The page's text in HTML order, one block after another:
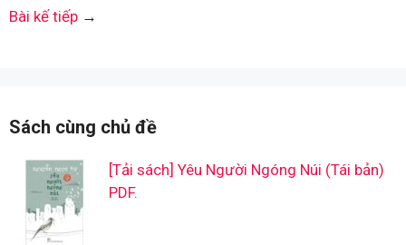
Bài kế tiếp →
Sách cùng chủ đề
[Tải sách] Yêu Người Ngóng Núi (Tái bản)
PDF.